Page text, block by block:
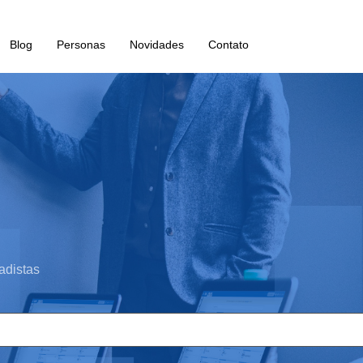
Blog Personas Novidades Contato